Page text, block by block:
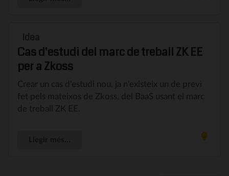
Cas d'estudi del marc de treball ZK EE
per a Zkoss
Crear un cas d'estudi nou, ja n'existeix un de previ
fet pels mateixos de Zkoss, del BaaS usant el marc
de treball ZK EE.